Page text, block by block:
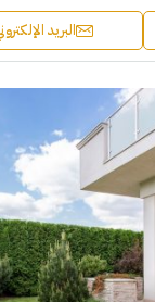
البريد الإلكتروني